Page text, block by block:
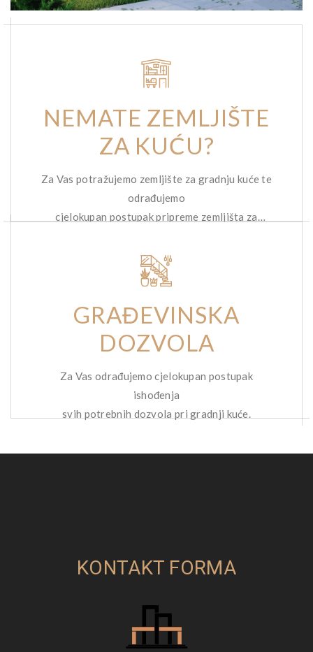
NEMATE ZEMLJIŠTE
ZA KUĆU?
Za Vas potražujemo zemljište za gradnju kuće te
odrađujemo
cjelokupan postupak pripreme zemljišta za
GRAĐEVINSKA
DOZVOLA
Za Vas odrađujemo cjelokupan postupak
ishođenja
svih potrebnih dozvola pri gradnji kuće.
KONTAKT FORMA